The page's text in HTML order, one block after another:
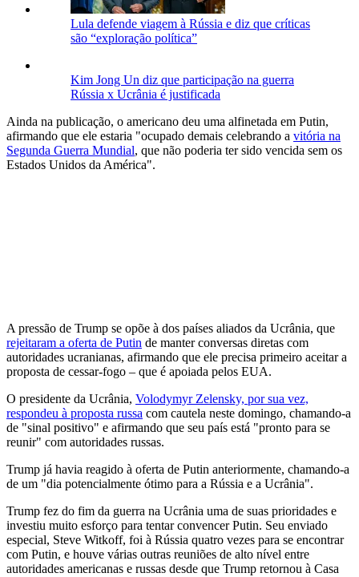
Lula defende viagem à Rússia e diz que críticas
são “exploração política”
Kim Jong Un diz que participação na guerra
Rússia x Ucrânia é justificada
Ainda na publicação, o americano deu uma alfinetada em Putin,
afirmando que ele estaria "ocupado demais celebrando a vitória na
Segunda Guerra Mundial, que não poderia ter sido vencida sem os
Estados Unidos da América".
A pressão de Trump se opõe à dos países aliados da Ucrânia, que
rejeitaram a oferta de Putin de manter conversas diretas com
autoridades ucranianas, afirmando que ele precisa primeiro aceitar a
proposta de cessar-fogo – que é apoiada pelos EUA.
O presidente da Ucrânia, Volodymyr Zelensky, por sua vez,
respondeu à proposta russa com cautela neste domingo, chamando-a
de "sinal positivo" e afirmando que seu país está "pronto para se
reunir" com autoridades russas.
Trump já havia reagido à oferta de Putin anteriormente, chamando-a
de um "dia potencialmente ótimo para a Rússia e a Ucrânia".
Trump fez do fim da guerra na Ucrânia uma de suas prioridades e
investiu muito esforço para tentar convencer Putin. Seu enviado
especial, Steve Witkoff, foi à Rússia quatro vezes para se encontrar
com Putin, e houve várias outras reuniões de alto nível entre
autoridades americanas e russas desde que Trump retornou à Casa